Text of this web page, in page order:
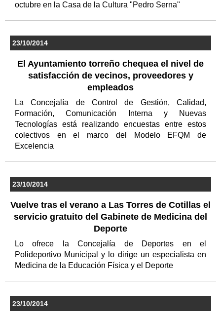
octubre en la Casa de la Cultura "Pedro Serna"
23/10/2014
El Ayuntamiento torreño chequea el nivel de
satisfacción de vecinos, proveedores y
empleados
La Concejalía de Control de Gestión, Calidad,
Formación, Comunicación Interna y Nuevas
Tecnologías está realizando encuestas entre estos
colectivos en el marco del Modelo EFQM de
Excelencia
23/10/2014
Vuelve tras el verano a Las Torres de Cotillas el
servicio gratuito del Gabinete de Medicina del
Deporte
Lo ofrece la Concejalía de Deportes en el
Polideportivo Municipal y lo dirige un especialista en
Medicina de la Educación Física y el Deporte
23/10/2014